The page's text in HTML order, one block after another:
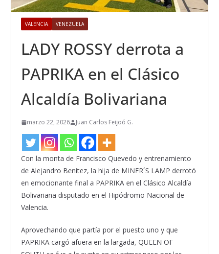
VALENCIA VENEZUELA
LADY ROSSY derrota a
PAPRIKA en el Clásico
Alcaldía Bolivariana
marzo 22, 2026 Juan Carlos Feijoó G.
Con la monta de Francisco Quevedo y entrenamiento
de Alejandro Benítez, la hija de MINER´S LAMP derrotó
en emocionante final a PAPRIKA en el Clásico Alcaldía
Bolivariana disputado en el Hipódromo Nacional de
Valencia.
Aprovechando que partía por el puesto uno y que
PAPRIKA cargó afuera en la largada, QUEEN OF